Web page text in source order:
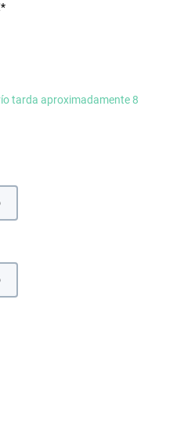
tarda aproximadamente 8
opción no está disponible en este
opción no está disponible en este